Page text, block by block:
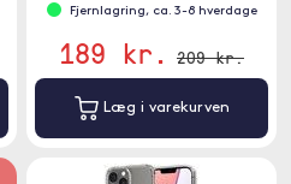
Fjernlagring, ca. 3-8 hverdage
189 kr. 209 kr.
Læg i varekurven